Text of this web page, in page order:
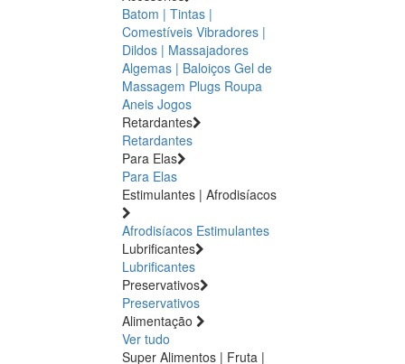
Batom | Tintas |
Comestíveis Vibradores |
Dildos | Massajadores
Algemas | Baloiços Gel de
Massagem Plugs Roupa
Aneis Jogos
Retardantes
Retardantes
Para Elas
Para Elas
Estimulantes | Afrodisíacos
Afrodisíacos Estimulantes
Lubrificantes
Lubrificantes
Preservativos
Preservativos
Alimentação
Ver tudo
Super Alimentos | Fruta |